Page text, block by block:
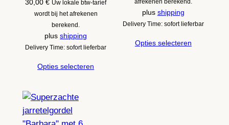
30,00€ Uw lokale btw-tarief
wordt bij het afrekenen
berekend.
plusshipping
Delivery Time: sofort lieferbar
Opties selecteren
plus shipping
Delivery Time: sofort lieferbar
Opties selecteren